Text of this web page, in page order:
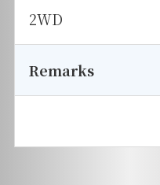
2WD
Remarks